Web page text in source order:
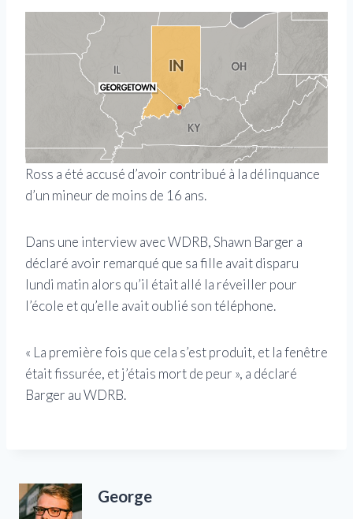
Ross a été accusé d’avoir contribué à la délinquance
d’un mineur de moins de 16 ans.
Dans une interview avec WDRB, Shawn Barger a
déclaré avoir remarqué que sa fille avait disparu
lundi matin alors qu’il était allé la réveiller pour
l’école et qu’elle avait oublié son téléphone.
« La première fois que cela s’est produit, et la fenêtre
était fissurée, et j’étais mort de peur », a déclaré
Barger au WDRB.
George